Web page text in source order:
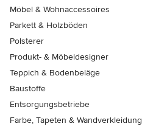
Möbel & Wohnaccessoires
Parkett & Holzböden
Polsterer
Produkt- & Möbeldesigner
Teppich & Bodenbeläge
Baustoffe
Entsorgungsbetriebe
Farbe, Tapeten & Wandverkleidung